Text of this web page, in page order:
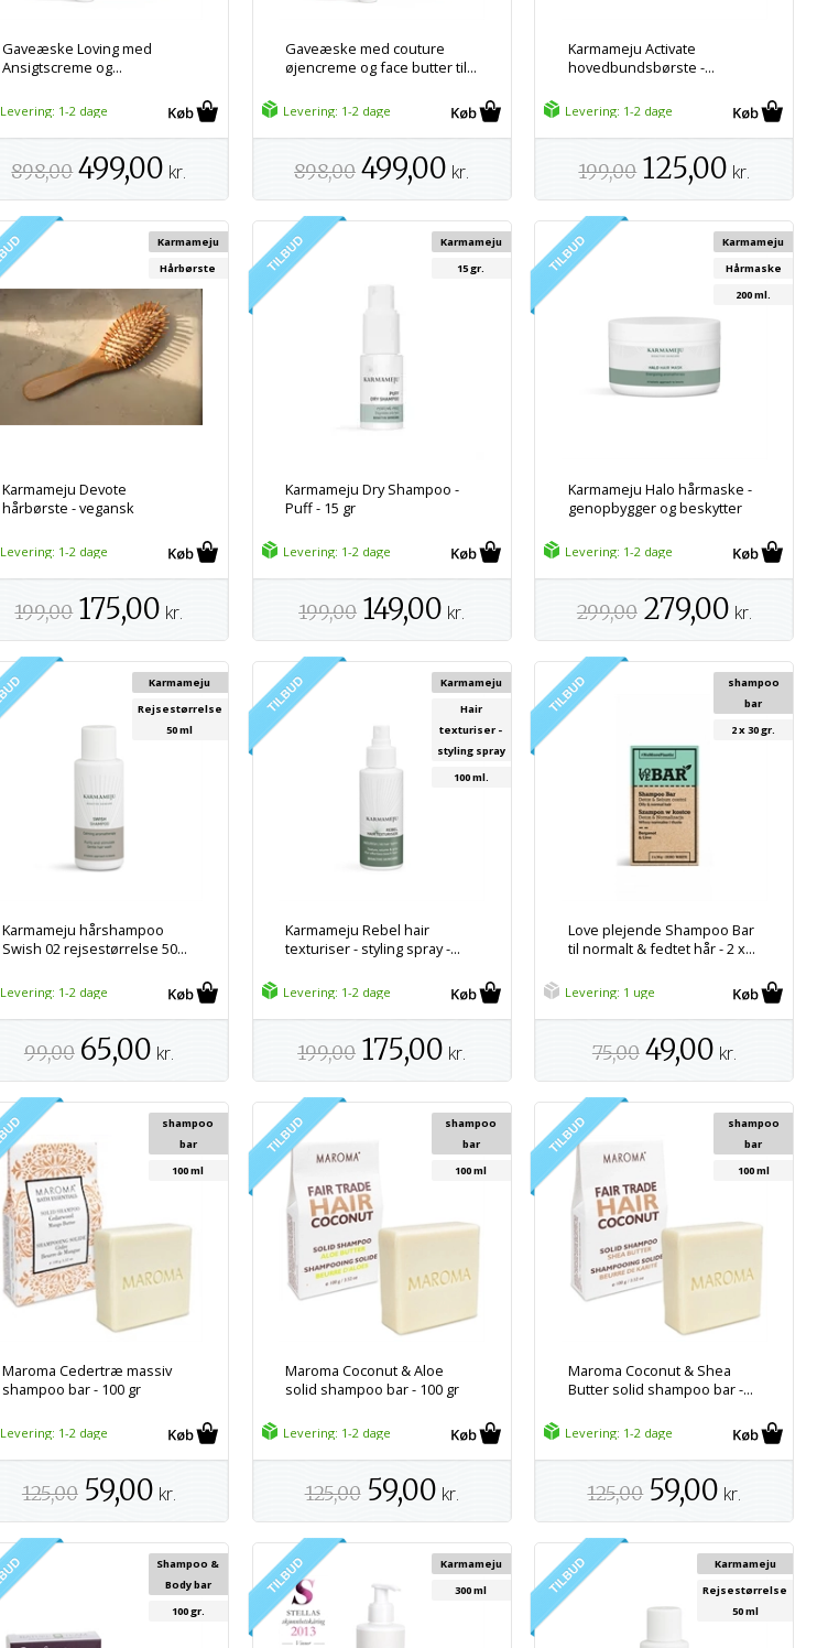
Gaveæske Loving med
Ansigtscreme og...
Levering: 1-2 dage
898,00 499,00 kr.
Gaveæske med couture
øjencreme og face butter til...
Levering: 1-2 dage
898,00 499,00 kr.
Karmameju Activate
hovedbundsbørste -...
Levering: 1-2 dage
199,00 125,00 kr.
Karmameju Devote
hårbørste - vegansk
Karmameju
Hårbørste
Levering: 1-2 dage
199,00 175,00 kr.
Karmameju Dry Shampoo -
Puff - 15 gr
Karmameju
15 gr.
Levering: 1-2 dage
199,00 149,00 kr.
Karmameju Halo hårmaske -
genopbygger og beskytter
Karmameju
Hårmaske
200 ml.
Levering: 1-2 dage
299,00 279,00 kr.
Karmameju hårshampoo
Swish 02 rejsestørrelse 50...
Karmameju
Rejsestørrelse
50 ml
Levering: 1-2 dage
99,00 65,00 kr.
Karmameju Rebel hair
texturiser - styling spray -...
Karmameju
Hair
texturiser -
styling spray
100 ml.
Levering: 1-2 dage
199,00 175,00 kr.
Love plejende Shampoo Bar
til normalt & fedtet hår - 2 x...
shampoo
bar
2 x 30 gr.
Levering: 1 uge
75,00 49,00 kr.
Maroma Cedertræ massiv
shampoo bar - 100 gr
shampoo
bar
100 ml
Levering: 1-2 dage
125,00 59,00 kr.
Maroma Coconut & Aloe
solid shampoo bar - 100 gr
shampoo
bar
100 ml
Levering: 1-2 dage
125,00 59,00 kr.
Maroma Coconut & Shea
Butter solid shampoo bar -...
shampoo
bar
100 ml
Levering: 1-2 dage
125,00 59,00 kr.
Shampoo &
Body bar
100 gr.
Karmameju
300 ml
Karmameju
Rejsestørrelse
50 ml